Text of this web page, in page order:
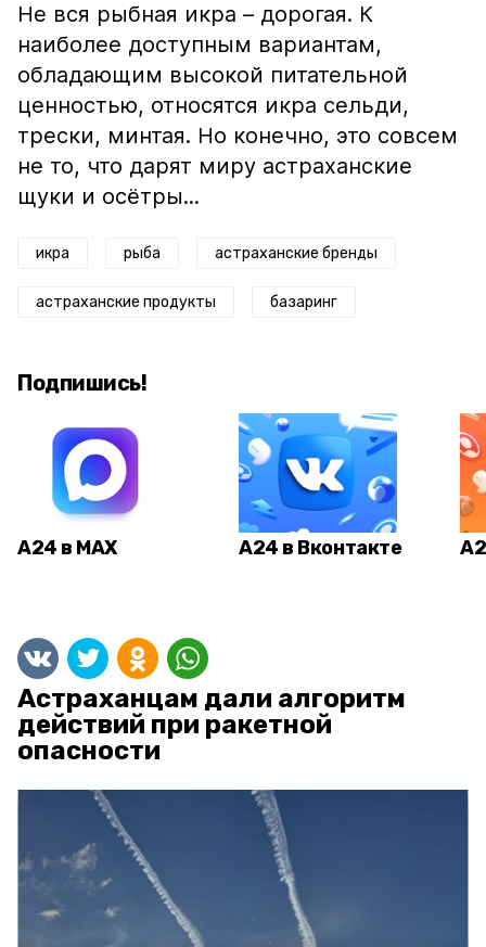
Не вся рыбная икра – дорогая. К
наиболее доступным вариантам,
обладающим высокой питательной
ценностью, относятся икра сельди,
трески, минтая. Но конечно, это совсем
не то, что дарят миру астраханские
щуки и осётры...
икра рыба астраханские бренды
астраханские продукты базаринг
Подпишись!
А24 в MAX А24 в Вконтакте
Астраханцам дали алгоритм
действий при ракетной
опасности